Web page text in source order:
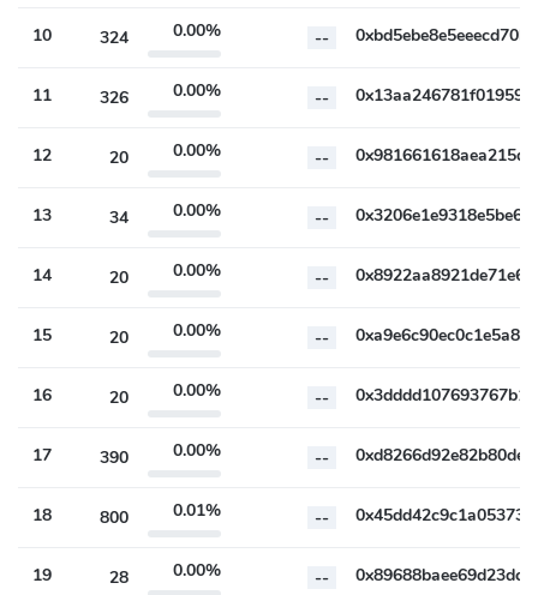
10 324 0.00% --
11 326 0.00% --
12 20 0.00% --
13 34 0.00% --
14 20 0.00% --
15 20 0.00% --
16 20 0.00% --
17 390 0.00% --
18 800 0.01% --
19 28 0.00% --